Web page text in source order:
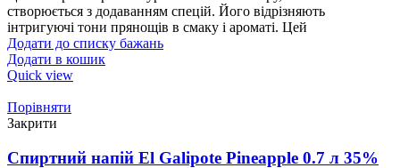
створюється з додаванням спецій. Його відрізняють
інтригуючі тони прянощів в смаку і ароматі. Цей
Додати до списку бажань
Додати в кошик
Quick view
Порівняти
Закрити
Спиртний напій El Galipote Pineapple 0.7 л 35%